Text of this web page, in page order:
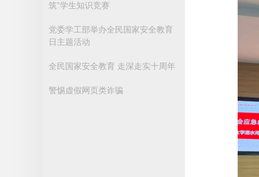
筑”学生知识竞赛
党委学工部举办全民国家安全教育
日主题活动
全民国家安全教育 走深走实十周年
警惕虚假网页类诈骗